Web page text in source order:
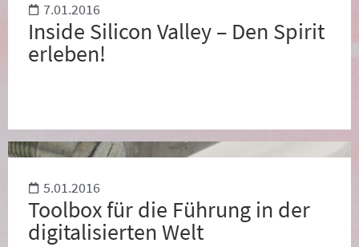
7.01.2016
Inside Silicon Valley – Den Spirit
erleben!
5.01.2016
Toolbox für die Führung in der
digitalisierten Welt